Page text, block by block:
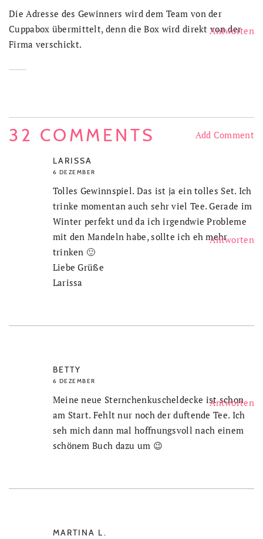
Die Adresse des Gewinners wird dem Team von der
Cuppabox übermittelt, denn die Box wird direkt von der
Firma verschickt.
32 COMMENTS Add Comment
LARISSA
6 DEZEMBER
Antworten
Tolles Gewinnspiel. Das ist ja ein tolles Set. Ich
trinke momentan auch sehr viel Tee. Gerade im
Winter perfekt und da ich irgendwie Probleme
mit den Mandeln habe, sollte ich eh mehr
trinken 🙂
Liebe Grüße
Larissa
BETTY
6 DEZEMBER
Antworten
Meine neue Sternchenkuscheldecke ist schon
am Start. Fehlt nur noch der duftende Tee. Ich
seh mich dann mal hoffnungsvoll nach einem
schönem Buch dazu um 😉
MARTINA L.
Antworten